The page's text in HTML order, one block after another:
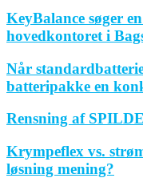
KeyBalance søger
hovedkontoret i
Når
batteripakke en
Rensning af
Krympeflex vs.
løsning mening?